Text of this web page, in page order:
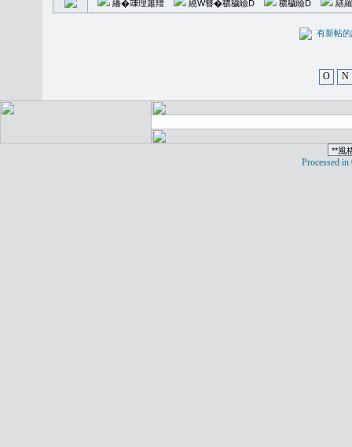
繙�𥪕理簫羶 繞W簪�穠穢瞼D 穠穢瞼D 繕
有新
O N
Processed